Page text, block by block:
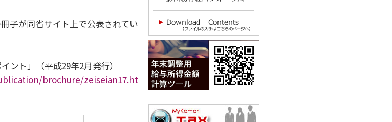
子が同省サイト上で公表されてい
ト」（平成29年2月発行）
brochure/zeiseian17.ht